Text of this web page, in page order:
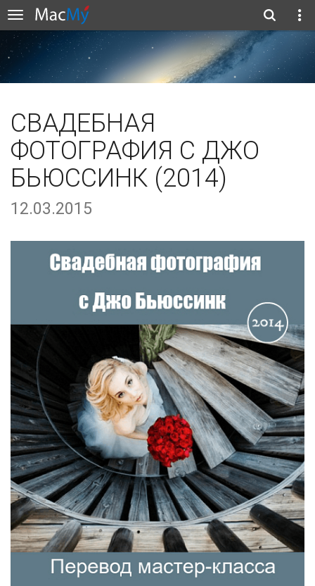
СВАДЕБНАЯ
ФОТОГРАФИЯ С ДЖО
БЬЮССИНК (2014)
12.03.2015